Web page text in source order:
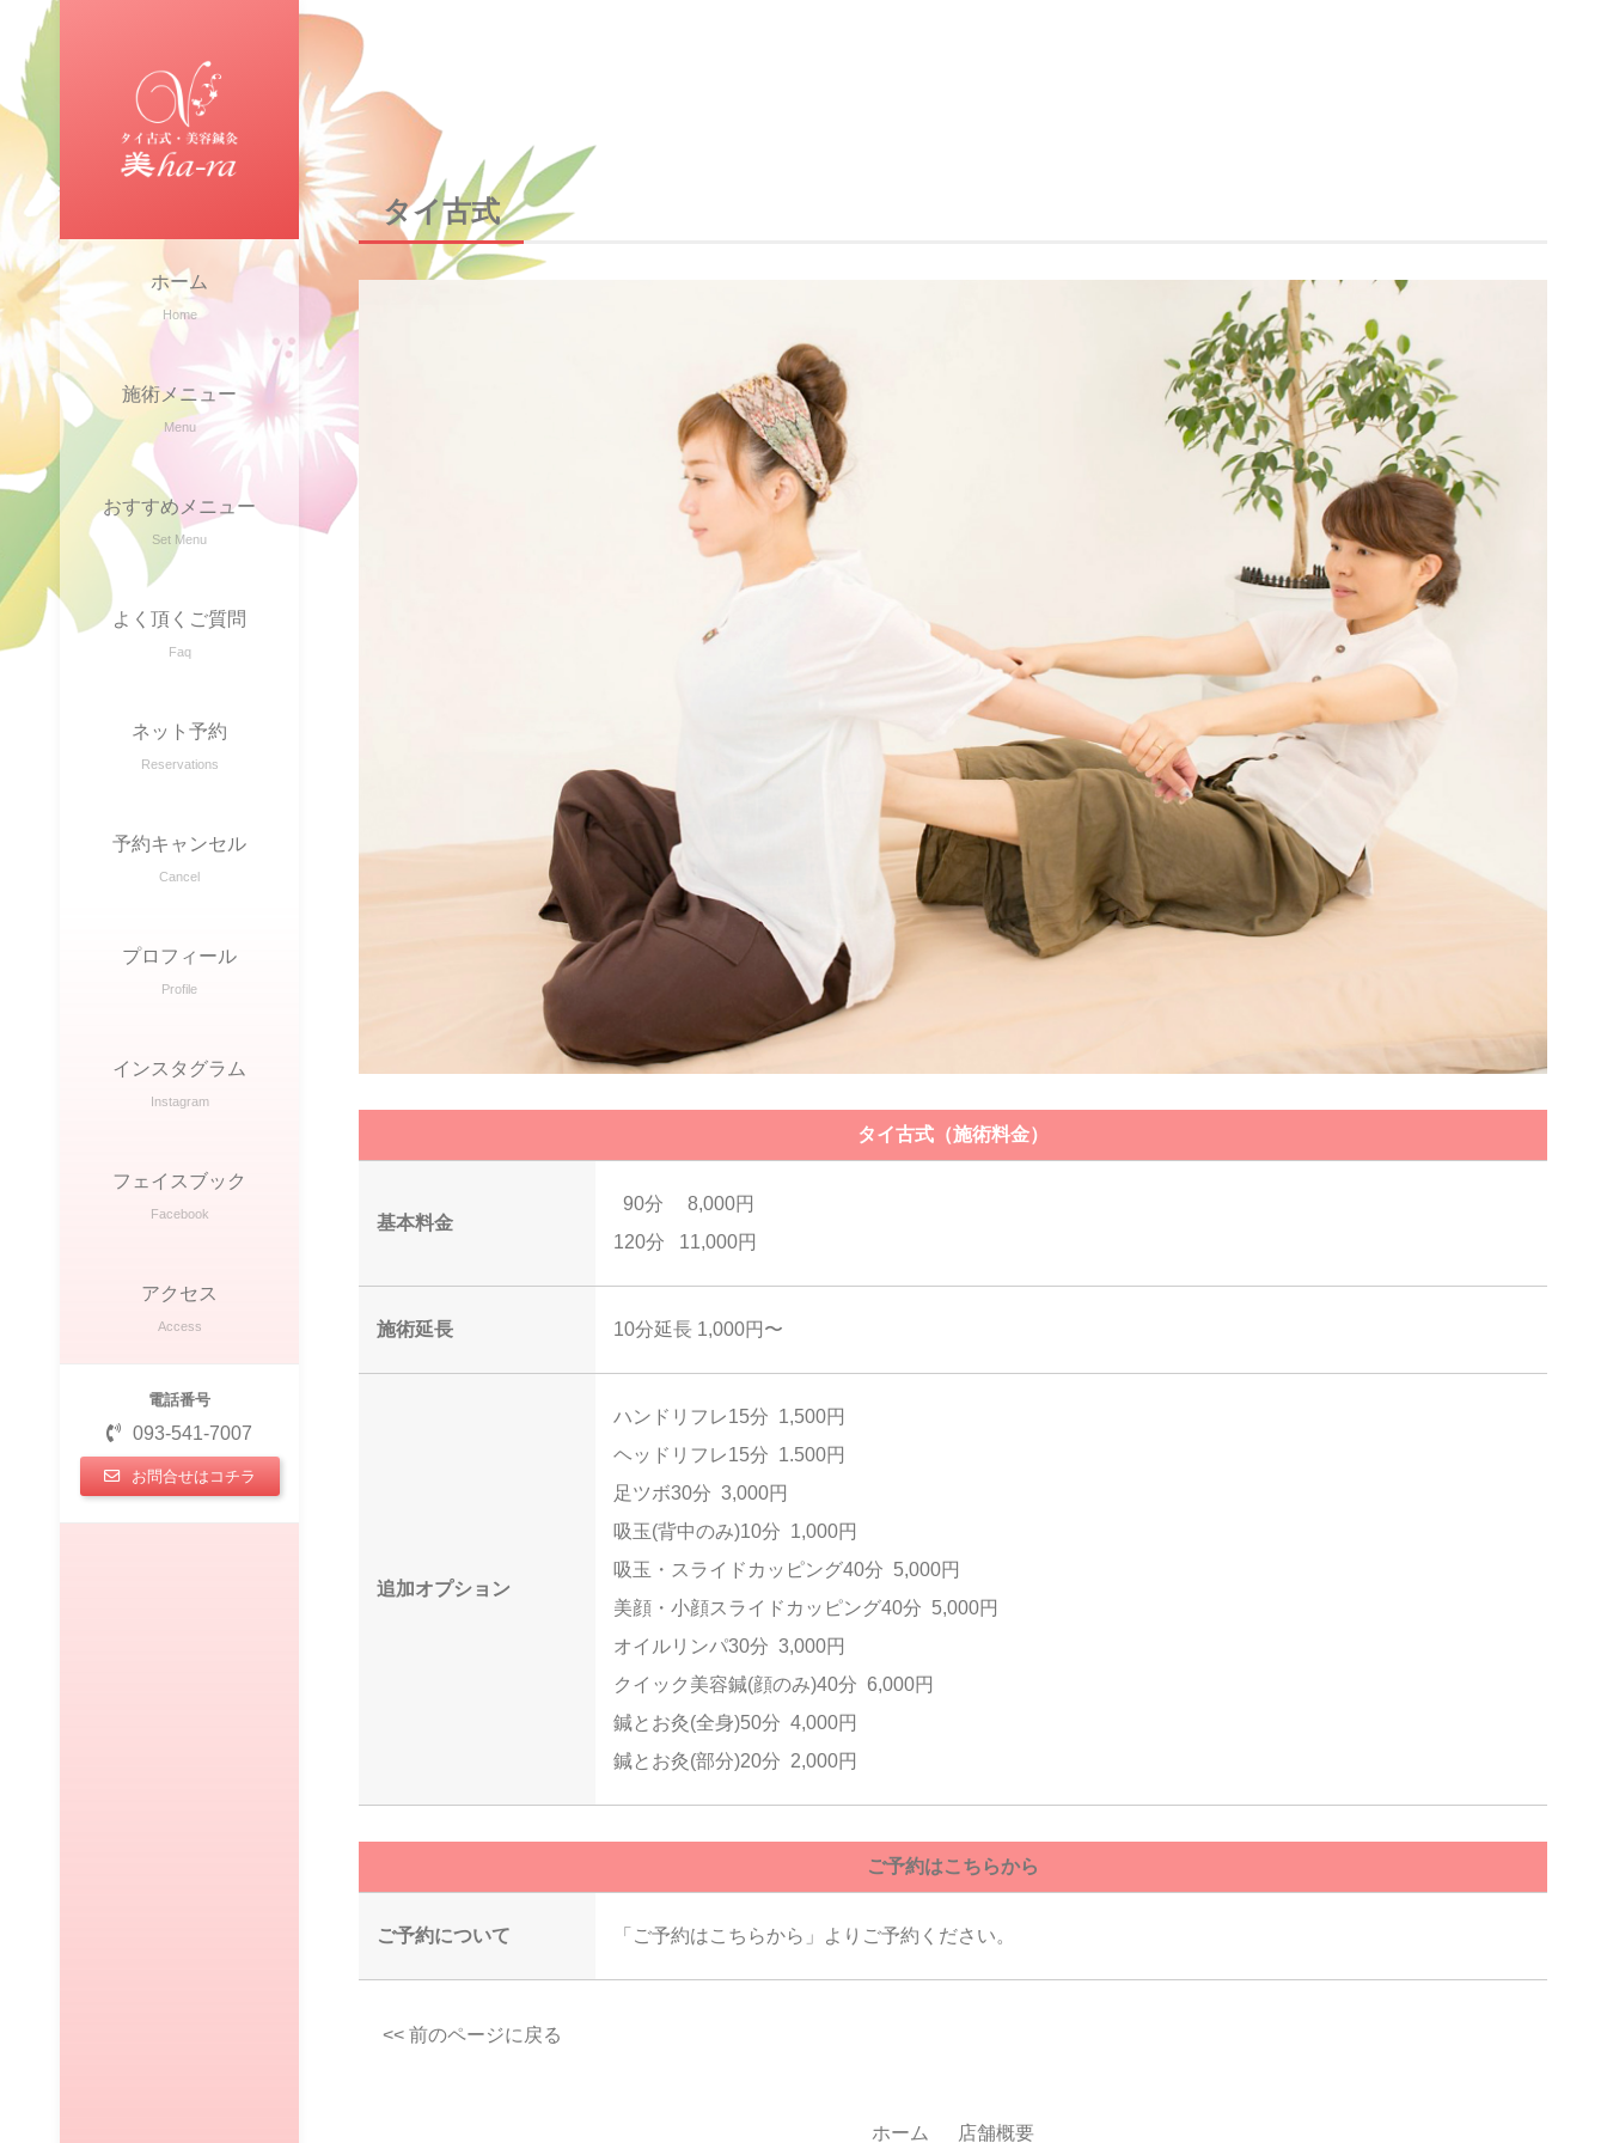
ホーム
Home
施術メニュー
Menu
おすすめメニュー
Set Menu
よく頂くご質問
Faq
ネット予約
Reservations
予約キャンセル
Cancel
プロフィール
Profile
インスタグラム
Instagram
フェイスブック
Facebook
アクセス
Access
電話番号
093-541-7007
お問合せはコチラ
タイ古式
タイ古式（施術料金）
基本料金
90分 8,000円
120分 11,000円
施術延長 10分延長 1,000円〜
追加オプション
ハンドリフレ15分 1,500円
ヘッドリフレ15分 1.500円
足ツボ30分 3,000円
吸玉(背中のみ)10分 1,000円
吸玉・スライドカッピング40分 5,000円
美顔・小顔スライドカッピング40分 5,000円
オイルリンパ30分 3,000円
クイック美容鍼(顔のみ)40分 6,000円
鍼とお灸(全身)50分 4,000円
鍼とお灸(部分)20分 2,000円
ご予約はこちらから
ご予約について 「ご予約はこちらから」よりご予約ください。
<< 前のページに戻る
ホーム 店舗概要